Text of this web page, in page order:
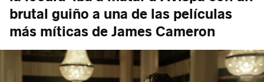
brutal guiño a una de las películas
más míticas de James Cameron